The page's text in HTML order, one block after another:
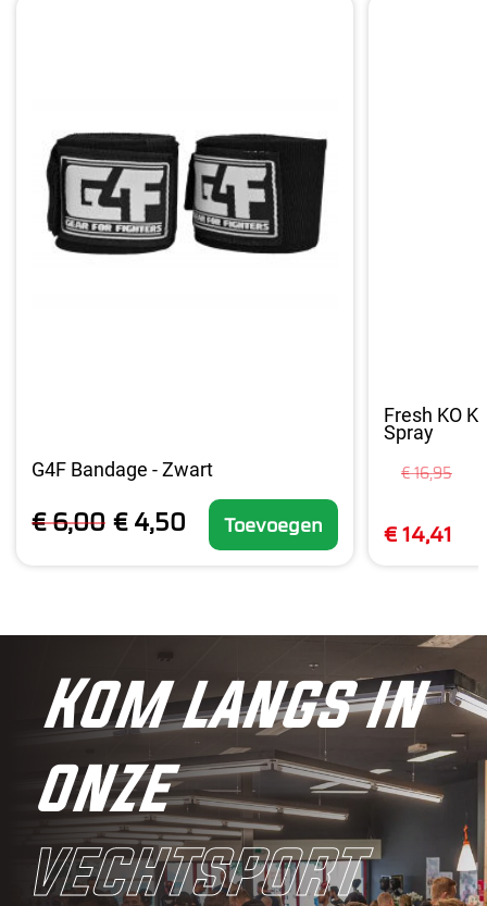
G4F Bandage - Zwart
€ 4,50
€ 6,00 Toevoegen
Fresh KO
Spray
€ 16,95
€ 14,41
Kom langs in
onze
vechtsport